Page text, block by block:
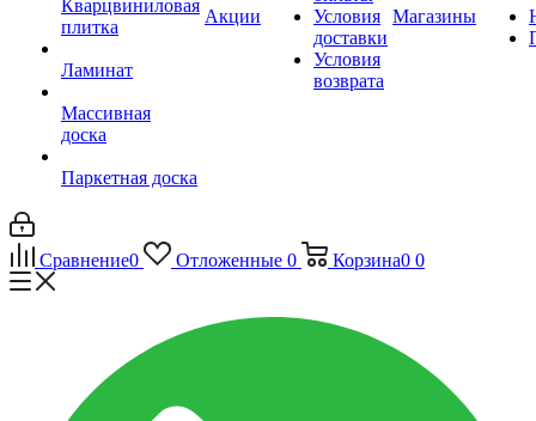
Кварцвиниловая
плитка
Ламинат
Массивная
доска
Паркетная доска
Акции
Условия
доставки
Условия
возврата
Магазины
Сравнение0 Отложенные 0 Корзина0 0